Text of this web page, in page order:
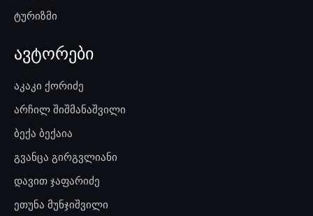
ტურიზმი
ავტორები
აკაკი ქორიძე
არჩილ შიშმანაშვილი
ბექა ბექაია
გვანცა გირგვლიანი
დავით ჯაფარიძე
ეთუნა მუნჯიშვილი